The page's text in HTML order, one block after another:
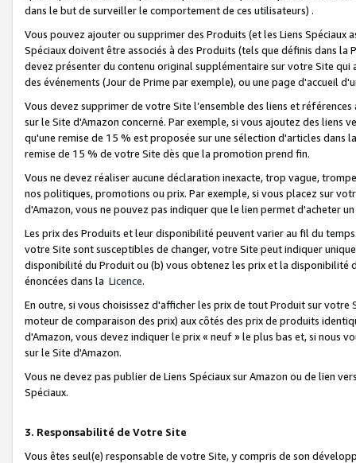
dans le but de surveiller le comportement de ces utilisateurs) .
Vous pouvez ajouter ou supprimer des Produits (et les Liens
Spéciaux doivent être associés à des Produits (tels que définis dans
devez présenter du contenu original supplémentaire sur votre Site qui
des événements (Jour de Prime par exemple), ou une page d'accueil
Vous devez supprimer de votre Site l’ensemble des liens et
sur le Site d'Amazon concerné. Par exemple, si vous ajoutez des
qu'une remise de 15 % est proposée sur une sélection d'articles
remise de 15 % de votre Site dès que la promotion prend fin.
Vous ne devez réaliser aucune déclaration inexacte, trop vague,
nos politiques, promotions ou prix. Par exemple, si vous placez sur
d'Amazon, vous ne pouvez pas indiquer que le lien permet d'acheter
Les prix des Produits et leur disponibilité peuvent varier au fil du
votre Site sont susceptibles de changer, votre Site peut indiquer
disponibilité du Produit ou (b) vous obtenez les prix et la disponibilité
énoncées dans la Licence.
En outre, si vous choisissez d'afficher les prix de tout Produit sur
moteur de comparaison des prix) aux côtés des prix de produits
d'Amazon, vous devez indiquer le prix « neuf » le plus bas et, si nous
sur le Site d'Amazon.
Vous ne devez pas publier de Liens Spéciaux sur Amazon ou de lien
Spéciaux.
3. Responsabilité de Votre Site
Vous êtes seul(e) responsable de votre Site, y compris de son